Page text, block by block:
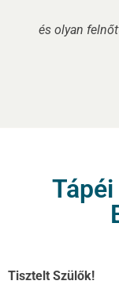
és olyan
Tisztelt Szülők!